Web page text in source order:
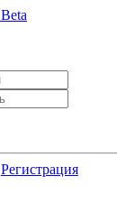
Регистрация